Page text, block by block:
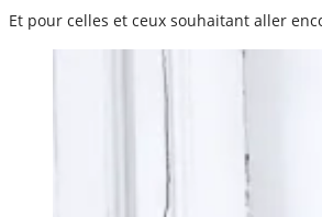
Et pour celles et ceux souhaitant aller